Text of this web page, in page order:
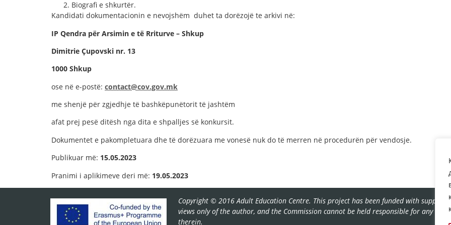
Biografi e shkurtër.
Kandidati dokumentacionin e nevojshëm duhet ta dorëzojë te arkivi në:
IP Qendra për Arsimin e të Rriturve – Shkup
Dimitrie Çupovski nr. 13
1000 Shkup
ose në e-postë: contact@cov.gov.mk
me shenjë për zgjedhje të bashkëpunëtorit të jashtëm
afat prej pesë ditësh nga dita e shpalljes së konkursit.
Dokumentet e pakompletuara dhe të dorëzuara me vonesë nuk do të merren në procedurën për vendosje.
Publikuar më: 15.05.2023
Pranimi i aplikimeve deri më: 19.05.2023
Copyright © 2016 Adult Education Centre. This project has been funded with support
views only of the author, and the Commission cannot be held responsible for any
therein.